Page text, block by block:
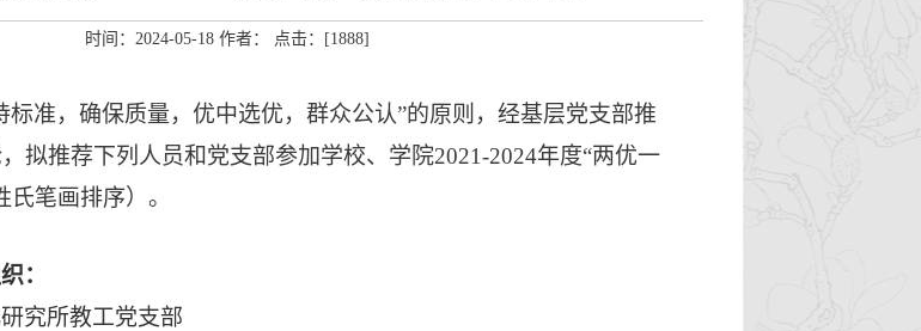
时间：2024-05-18 作者： 点击：[1888]
标准，确保质量，优中选优，群众公认”的原则，经基层党支部推
拟推荐下列 人员和党支部参加学校、学院2021-2024年度“两优一
笔画排序）。
：
究所教工党支部